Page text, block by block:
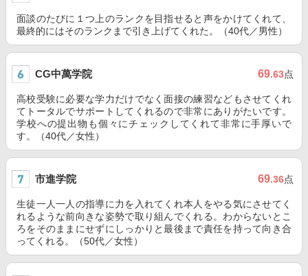
面談のたびに１つ上のランクを目指せると声をかけてくれて、
最終的にはそのランクまで引き上げてくれた。（40代／男性）
CG中萬学院 69.63点
高校受験に必要な学力だけでなく面接の練習などもさせてくれ
てトータルでサポートしてくれるので非常にありがたいです。
学校への提出物も個々にチェックしてくれて非常に手厚いで
す。（40代／女性）
市進学院 69.36点
生徒一人一人の指導に力を入れてくれ本人をやる気にさせてく
れるような前向きな姿勢で取り組んでくれる。わからないとこ
ろをそのままにせずにしっかりと最後まで責任を持って向き合
ってくれる。（50代／女性）